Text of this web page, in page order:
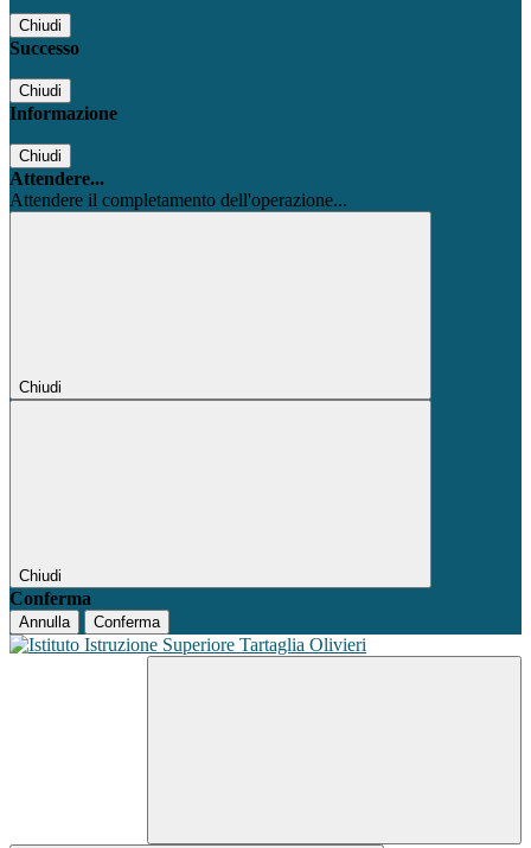
Chiudi
Successo
Chiudi
Informazione
Chiudi
Attendere...
Attendere il completamento dell'operazione...
Chiudi
Chiudi
Conferma
Annulla Conferma